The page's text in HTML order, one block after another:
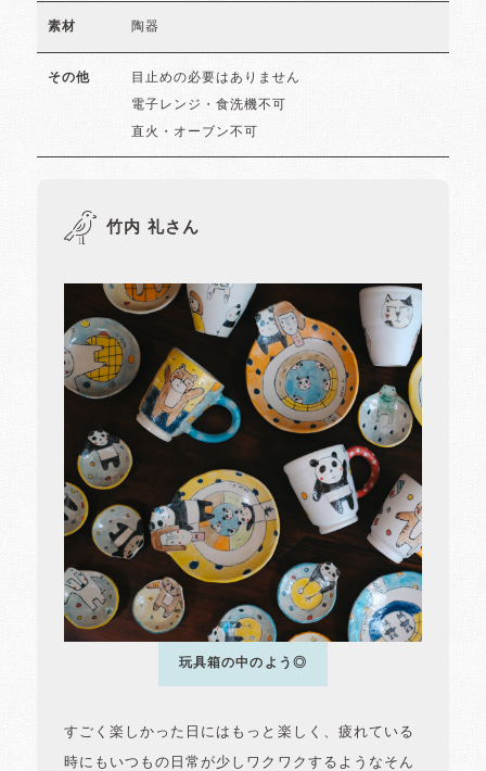
素材 陶器
その他 目止めの必要はありません
電子レンジ・食洗機不可
直火・オーブン不可
竹内 礼さん
玩具箱の中のよう◎
すごく楽しかった日にはもっと楽しく、疲れている
時にもいつもの日常が少しワクワクするようなそん